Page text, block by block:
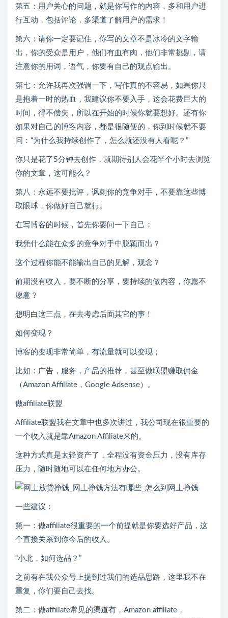
第五：用户关心的问题，就是你写作的内容，多和用户进
行互动，包括评论，多渠道了解用户的需求！
第六：请你一定要记住，你写的文章不是冰冷的文字输
出，你的受众是用户，他们有血有肉，他们非常挑剔，请
注意你的用词，语气，你要有自己的观点输出。
第七：允许我再次强调一下，写作真的不容易，如果你只
是抱着一时的热血，我建议你不要入手，这会花费巨大的
时间，得不偿失，所以在开始的时候你就要想好。还有你
如果对自己的博客内容，都是很随便的，你到时候就不要
问：“为什么我持续创作了，怎么就还没有人看呢？”
你只是花了5分钟去创作，就期待别人会花半个小时去浏览
你的文章，这可能么？
第八：永远不要批评，讽刺你的竞争对手，不要靠这些博
取眼球，你做好自己就行。
在写博客的时候，首先你要问一下自己；
我凭什么能在众多的竞争对手中脱颖而出？
这个过程你能不能输出自己的见解，观念？
前期没有收入，要不断的分享，要持续的做内容，你愿不
愿意？
想明白这三点，在去考虑后面其它的事！
如何变现？
博客的变现非常简单，有流量就可以变现；
比如：广告，服务，产品的推荐，甚至做联盟赚取佣金
（Amazon Affiliate，Google Adsense）。
做affiliate联盟
Affiliate联盟我在文章中也多次讲过，我公司现在很重要的
一个收入就是靠Amazon Affiliate来的。
这种方式真是太轻资产了，全程没有资金压力，没有库存
压力，随时随地可以在任何地方办公。
一些建议：
第一：做affiliate很重要的一个前提就是你要选好产品，这
个直接关系到你今后的收入。
“小北，如何选品？”
之前有在我公众号上提到过我们的选品思路，这里我不在
重复，你们要自己去找。
第二：做affiliate常见的渠道有，Amazon affiliate，